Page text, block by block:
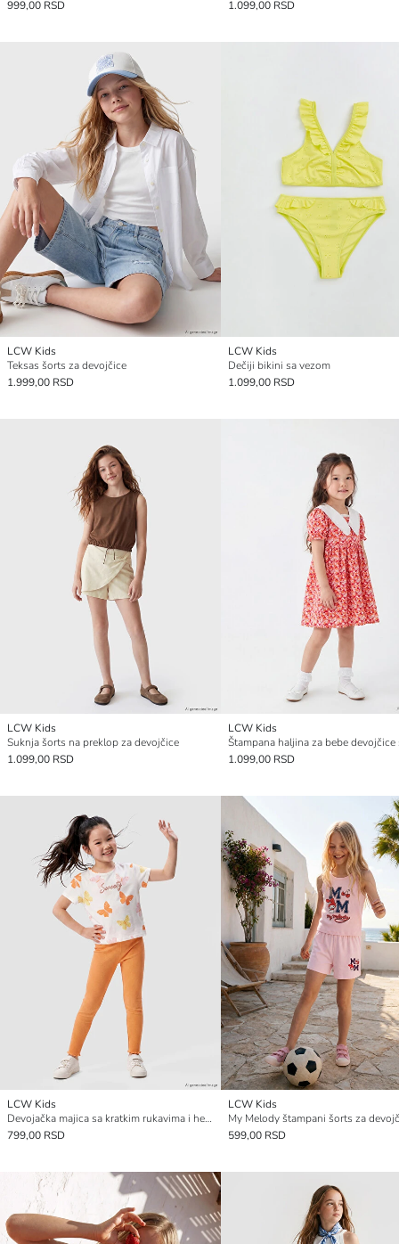
999,00 RSD 1.099,00 RSD
LCW Kids
Teksas šorts za devojčice
1.999,00 RSD
LCW Kids
Dečiji bikini sa vezom
1.099,00 RSD
LCW Kids
Suknja šorts na preklop za devojčice
1.099,00 RSD
LCW Kids
1.099,00 RSD
LCW Kids
Devojačka majica sa kratkim rukavima i helanke sa printom leptira
799,00 RSD
LCW Kids
My Melody štampani šorts za
599,00 RSD